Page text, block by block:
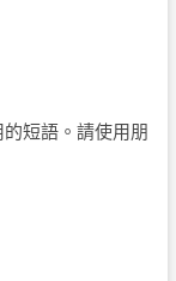
短語。請使用朋